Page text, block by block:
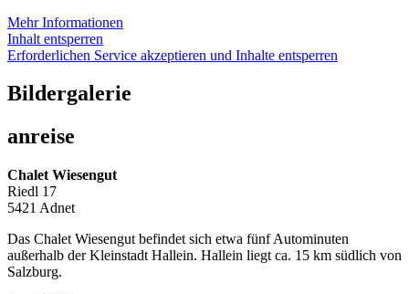
Mehr Informationen
Inhalt entsperren
Erforderlichen Service akzeptieren und Inhalte entsperren
Bildergalerie
anreise
Chalet Wiesengut
Riedl 17
5421 Adnet
Das Chalet Wiesengut befindet sich etwa fünf Autominuten
außerhalb der Kleinstadt Hallein. Hallein liegt ca. 15 km südlich von
Salzburg.